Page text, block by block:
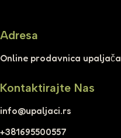
Adresa
Online prodavnica upaljača
Kontaktirajte Nas
info@upaljaci.rs
+381695500557